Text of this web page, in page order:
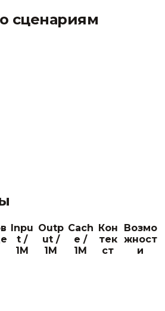
сценариям
Inpu
t /
1M
Outp
ut /
1M
Cach
e /
1M
Кон
тек
ст
Возмо
жност
и